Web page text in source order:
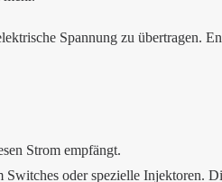
Spannung zu übertragen.
Strom empfängt.
Switches oder spezielle Injektoren.